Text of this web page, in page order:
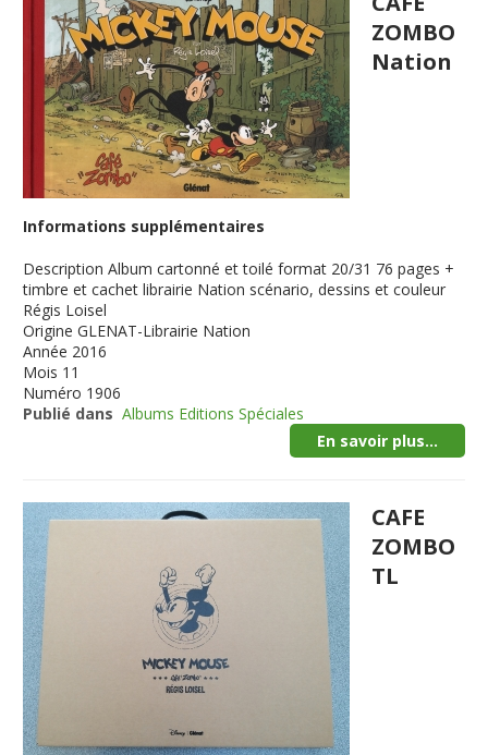
ZOMBO
Nation
Informations supplémentaires
Description Album cartonné et toilé format 20/31 76 pages +
timbre et cachet librairie Nation scénario, dessins et couleur
Régis Loisel
Origine GLENAT-Librairie Nation
Année 2016
Mois 11
Numéro 1906
Publié dans Albums Editions Spéciales
En savoir plus...
CAFE
ZOMBO
TL